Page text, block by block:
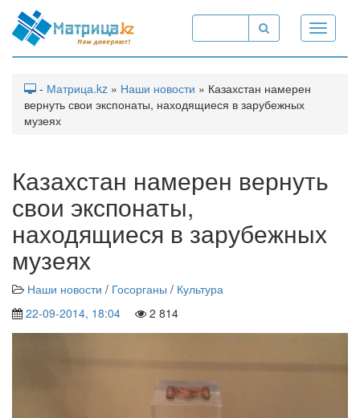
Toggle
- Матрица.kz » Наши новости » Казахстан намерен
вернуть свои экспонаты, находящиеся в зарубежных
музеях
Казахстан намерен вернуть
свои экспонаты,
находящиеся в зарубежных
музеях
Наши новости / Госорганы / Культура
22-09-2014, 18:04
2 814